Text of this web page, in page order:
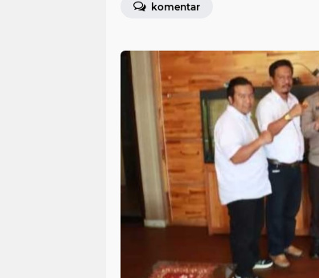
komentar